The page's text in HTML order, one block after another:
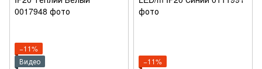
−11%
Видео
−11%